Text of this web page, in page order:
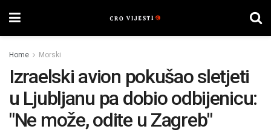
Home Morski
Izraelski avion pokušao sletjeti
u Ljubljanu pa dobio odbijenicu:
"Ne može, odite u Zagreb"